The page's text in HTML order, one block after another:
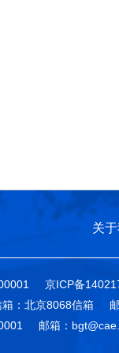
关
京ICP备
箱：北京8068信箱
邮箱：